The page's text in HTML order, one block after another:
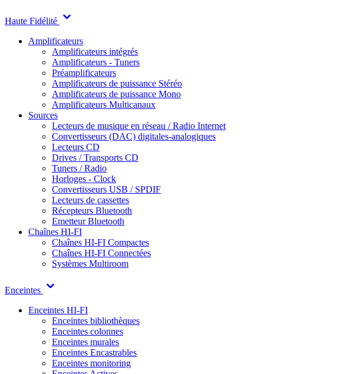
Haute Fidélité
Amplificateurs
Amplificateurs intégrés
Amplificateurs - Tuners
Préamplificateurs
Amplificateurs de puissance Stéréo
Amplificateurs de puissance Mono
Amplificateurs Multicanaux
Sources
Lecteurs de musique en réseau / Radio Internet
Convertisseurs (DAC) digitales-analogiques
Lecteurs CD
Drives / Transports CD
Tuners / Radio
Horloges - Clock
Convertisseurs USB / SPDIF
Lecteurs de cassettes
Récepteurs Bluetooth
Emetteur Bluetooth
Chaînes HI-FI
Chaînes HI-FI Compactes
Chaînes HI-FI Connectées
Systèmes Multiroom
Enceintes
Enceintes HI-FI
Enceintes bibliothèques
Enceintes colonnes
Enceintes murales
Enceintes Encastrables
Enceintes monitoring